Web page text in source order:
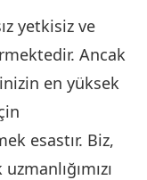
yetkisiz ve
Ancak
en yüksek
esastır. Biz,